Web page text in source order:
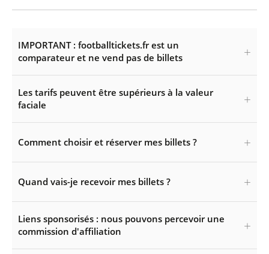
IMPORTANT : footballtickets.fr est un
comparateur et ne vend pas de billets
Les tarifs peuvent être supérieurs à la valeur
faciale
Comment choisir et réserver mes billets ?
Quand vais-je recevoir mes billets ?
Liens sponsorisés : nous pouvons percevoir une
commission d'affiliation